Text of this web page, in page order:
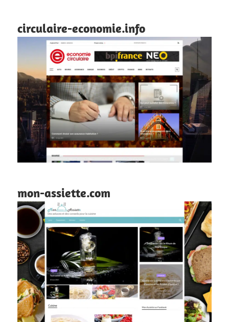
circulaire-economie.info
mon-assiette.com